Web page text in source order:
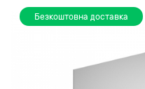
Безкоштовна доставка